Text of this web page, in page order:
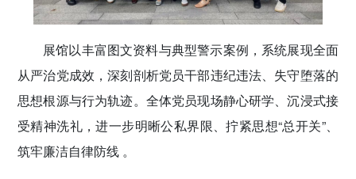
展馆以丰富图文资料与典型警示案例，系统展现全面
从严治党成效，深刻剖析党员干部违纪违法、失守堕落的
思想根源与行为轨迹。全体党员现场静心研学、沉浸式接
受精神洗礼，进一步明晰公私界限、拧紧思想“总开关”、
筑牢廉洁自律防线 。